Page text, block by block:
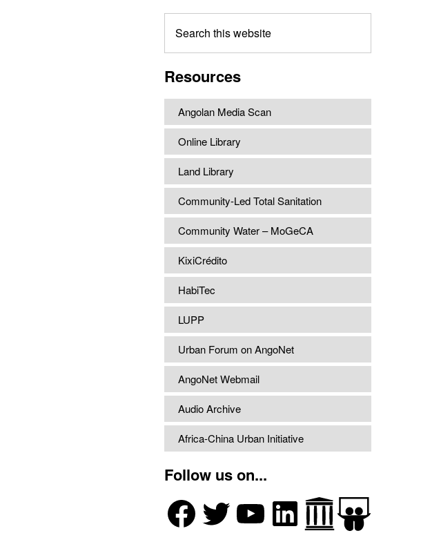
this
Resources
Angolan Media Scan
Online Library
Land Library
Community-Led Total Sanitation
Community Water – MoGeCA
KixiCrédito
HabiTec
LUPP
Urban Forum on AngoNet
AngoNet Webmail
Audio Archive
Africa-China Urban Initiative
Follow us on...